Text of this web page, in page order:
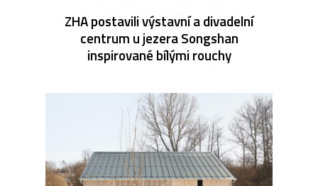
ZHA postavili výstavní a divadelní
centrum u jezera Songshan
inspirované bílými rouchy